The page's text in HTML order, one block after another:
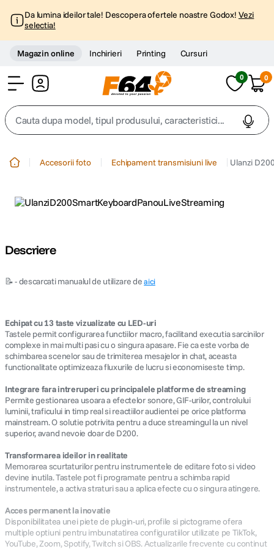
Da lumina ideilor tale! Descopera ofertele noastre Godox! Vezi
selectia!
Magazin online Inchirieri Printing Cursuri
0 0
Cauta dupa model, tipul produsului, caracteristici...
6 . lavaliera
7. sony fx
8. card memorie
9. dji mic mini
Accesorii foto Echipament transmisiuni live Ulanzi
Descriere
📝 - descarcati manualul de utilizare deaici
Echipat cu 13 taste vizualizate cu LED-uri
Tastele permit configurarea functiilor macro, facilitand executia sarcinilor
complexe in mai multi pasi cu o singura apasare. Fie ca este vorba de
schimbarea scenelor sau de trimiterea mesajelor in chat, aceasta
functionalitate optimizeaza fluxurile de lucru si economiseste timp.
Integrare fara intreruperi cu principalele platforme de streaming
Permite gestionarea usoara a efectelor sonore, GIF-urilor, controlului
luminii, traficului in timp real si reactiilor audientei pe orice platforma
mainstream. O solutie potrivita pentru a duce streamingul la un nivel
superior, avand nevoie doar de D200.
Transformarea ideilor in realitate
Memorarea scurtaturilor pentru instrumentele de editare foto si video
devine inutila. Tastele pot fi programate pentru a schimba rapid
instrumentele, a activa straturi sau a aplica efecte cu o singura atingere.
Acces permanent la inovatie
Disponibilitatea unei piete de plugin-uri, profile si pictograme ofera
multiple optiuni pentru imbunatatirea configuratiilor utilizate pe TikTok,
YouTube, Zoom, Spotify, Twitch si OBS. Actualizarile frecvente cu continut